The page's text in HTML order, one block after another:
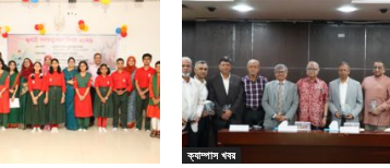
ক্যাম্পাস খবর